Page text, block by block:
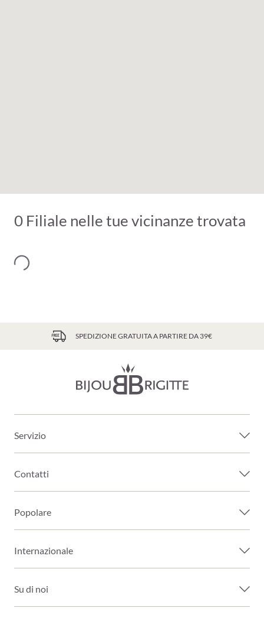
0 Filiale nelle tue vicinanze trovata
SPEDIZIONE GRATUITA A PARTIRE DA 39€
Servizio
Contatti
Popolare
Internazionale
Su di noi